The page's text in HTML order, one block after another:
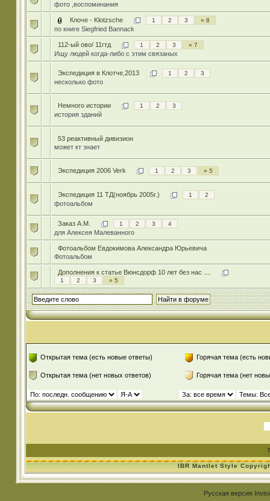
фото ,воспоминания
Клоче - Klotzsche 1 2 3 » 8
по книге Siegfried Bannack
112-ый ово/ 11гтд 1 2 3 » 7
Ищу людей когда-либо с этим связаных
Экспедиция в Клотче,2013 1 2 3
несколько фото
Немного истории 1 2 3
история зданий
53 реактивный дивизион
может кт знает
Экспедиция 2006 Verk 1 2 3 » 5
Экспедиция 11 ТД(ноябрь 2005г.) 1 2
фотоальбом
Заказ А.М. 1 2 3 4
для Алексея Малеванного
Фотоальбом Евдокимова Александра Юрьевича
Фотоальбом
Дополнения к статье Вюнсдорф 10 лет без нас ....
1 2 3 » 5
Открытая тема (есть новые ответы)
Открытая тема (нет новых ответов)
Горячая тема (есть
Горячая тема (нет
IBR Mantlet Style
Русская версия